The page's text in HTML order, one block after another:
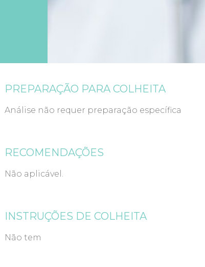
PREPARAÇÃO PARA COLHEITA
Análise não requer preparação específica
RECOMENDAÇÕES
Não aplicável.
INSTRUÇÕES DE COLHEITA
Não tem